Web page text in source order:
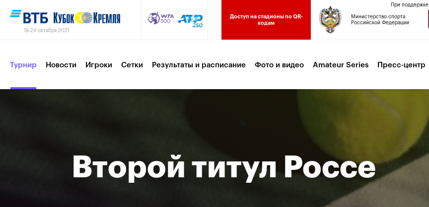
16-24 октября 2021
Доступ на стадионы по QR-
кодам
При поддержке
Министерство спорта
Российской Федерации
Турнир Новости Игроки Сетки Результаты и расписание Фото и видео Amateur Series Пресс-центр
Второй титул Россе